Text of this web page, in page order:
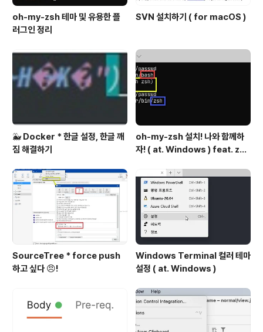
oh-my-zsh 테마 및 유용한 플
러그인 정리
SVN 설치하기 ( for macOS )
🐳 Docker * 한글 설정, 한글 깨
짐 해결하기
oh-my-zsh 설치! 나와 함께하
자! ( at. Windows ) feat. zsh
SourceTree * force push
하고 싶다 😠!
Windows Terminal 컬러 테마
설정 ( at. Windows )